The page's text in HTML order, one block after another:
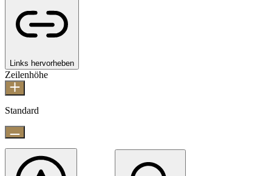
Links hervorheben
Zeilenhöhe
Standard